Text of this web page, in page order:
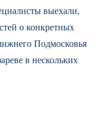
выехали,
о конкретных
Подмосковья
в нескольких